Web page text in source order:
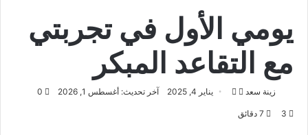
يومي الأول في تجربتي
مع التقاعد المبكر
زينة سعد
ت
يناير 4, 2025 آخر تحديث: أغسطس 1, 2026 0
3